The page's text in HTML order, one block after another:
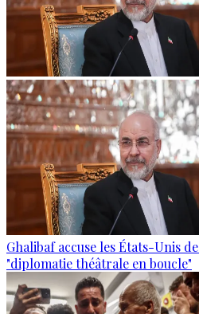
Ghalibaf accuse les États-Unis
"diplomatie théâtrale en boucle"